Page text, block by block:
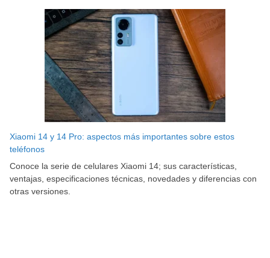
Xiaomi 14 y 14 Pro: aspectos más importantes sobre estos
teléfonos
Conoce la serie de celulares Xiaomi 14; sus características,
ventajas, especificaciones técnicas, novedades y diferencias con
otras versiones.